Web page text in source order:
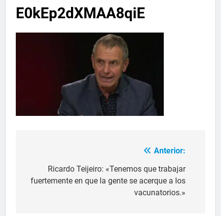
E0kEp2dXMAA8qiE
Anterior:
Ricardo Teijeiro: «Tenemos que trabajar
fuertemente en que la gente se acerque a los
vacunatorios.»